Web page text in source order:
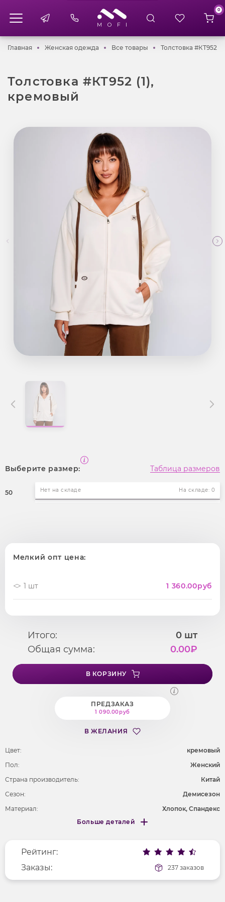
0
ГлавнаяГлавнаяЖенская одежда Женская одежда
Все товары Все товары
Толстовка #КТ952
Толстовка #КТ952 (1),
кремовый
Выберите размер: Таблица размеров
50 Нет на складе На складе: 0
Мелкий опт цена:
1 шт 1 360.00руб
Итого: 0 шт
Общая сумма:
0.00₽
В КОРЗИНУ
ПРЕДЗАКАЗ
1 090.00руб
В ЖЕЛАНИЯ
Цвет:
кремовый
Пол:
Женский
Страна производитель:
Китай
Сезон:
Демисезон
Материал:
Хлопок, Спандекс
Фактура материала
трикотажный
Длина рукава
длинные
Вырез горловины
анжелика
Больше деталей
Меньше деталей
Рейтинг:
Заказы:
237 заказов